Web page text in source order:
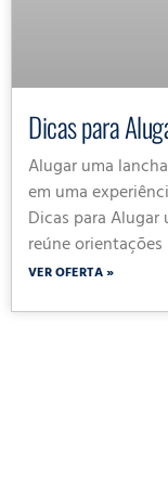
Dicas para
Alugar uma
em uma
Dicas para
reúne orientações
VER OFERTA »